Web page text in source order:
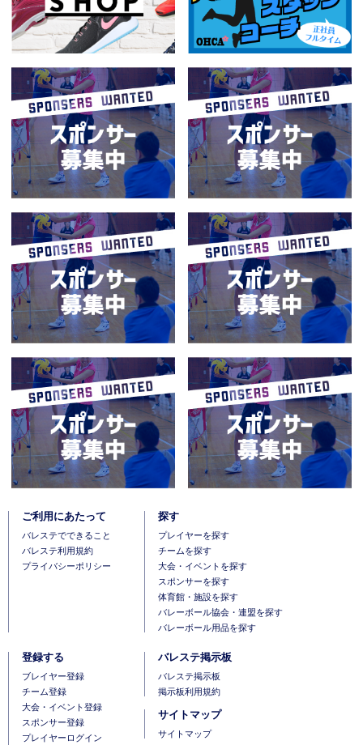
ご利用にあたって
バレステでできること
バレステ利用規約
プライバシーポリシー
探す
プレイヤーを探す
チームを探す
大会・イベントを探す
スポンサーを探す
体育館・施設を探す
バレーボール協会・連盟を探す
バレーボール用品を探す
登録する
ブレイヤー登録
チーム登録
大会・イベント登録
スポンサー登録
プレイヤーログイン
バレステ掲示板
バレステ掲示板
掲示板利用規約
サイトマップ
サイトマップ